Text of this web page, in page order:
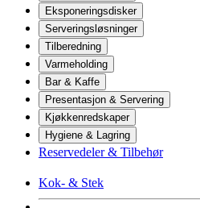
Eksponeringsdisker
Serveringsløsninger
Tilberedning
Varmeholding
Bar & Kaffe
Presentasjon & Servering
Kjøkkenredskaper
Hygiene & Lagring
Reservedeler & Tilbehør
Kok- & Stek